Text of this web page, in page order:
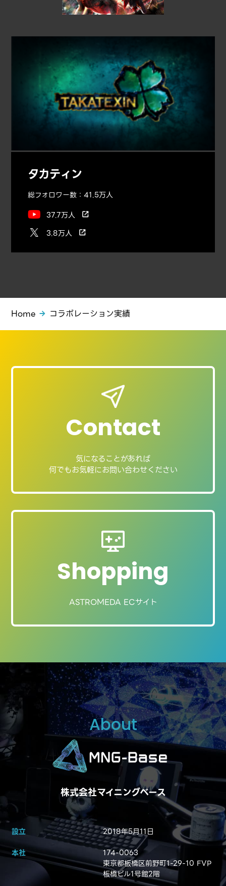
タカティン
総フォロワー数：41.5万人
37.7万人
3.8万人
Home コラボレーション実績
Contact
気になることがあれば
何でもお気軽にお問い合わせください
Shopping
ASTROMEDA ECサイト
About
株式会社マイニングベース
設立
2018年5月11日
本社
174-0063
東京都板橋区前野町1-29-10 FVP
板橋ビル1号館2階